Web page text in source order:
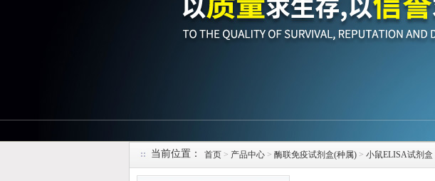
当前位置： 首页 > 产品中心 > 酶联免疫试剂盒(种属) > 小鼠ELISA试剂盒